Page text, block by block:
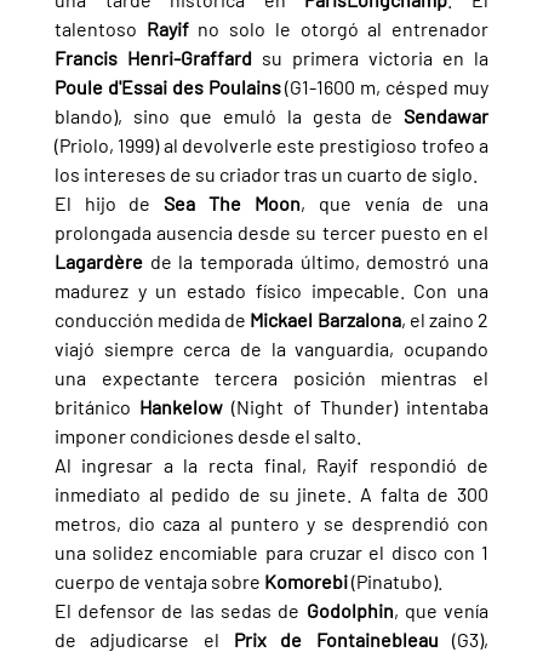
talentoso Rayif
Francis Henri-Graffard
Poule d'Essai des Poulains (G1-1600 m, césped muy
blando), sino que emuló la gesta de
(Priolo, 1999) al devolverle este prestigioso trofeo a
los intereses de su criador tras un cuarto de siglo.
El hijo de Sea The Moon, que venía de una
Lagardère de la temporada último, demostró una
madurez y un estado físico impecable. Con una
conducción medida de Mickael Barzalona, el zaino 2
viajó siempre cerca de la vanguardia, ocupando
una expectante tercera posición mientras el
británico Hankelow (Night of Thunder) intentaba
imponer condiciones desde el salto.
Al ingresar a la recta final, Rayif respondió de
inmediato al pedido de su jinete. A falta de 300
metros, dio caza al puntero y se desprendió con
una solidez encomiable para cruzar el disco con 1
cuerpo de ventaja sobre Komorebi (Pinatubo).
El defensor de las sedas de Godolphin, que venía
de adjudicarse el Prix de Fontainebleau (G3),